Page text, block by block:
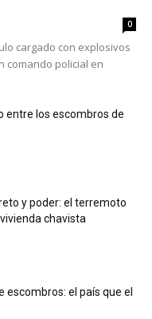
0
cargado con explosivos
comando policial en
entre los escombros de
y poder: el terremoto
chavista
escombros: el país que el